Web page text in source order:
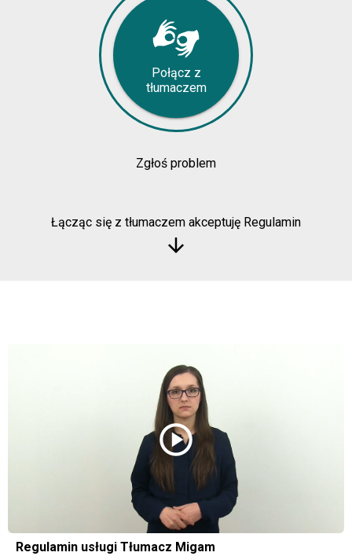
Połącz z
tłumaczem
Zgłoś problem
Łącząc się z tłumaczem akceptuję Regulamin
arrow_downward
play_circle
Regulamin usługi Tłumacz Migam